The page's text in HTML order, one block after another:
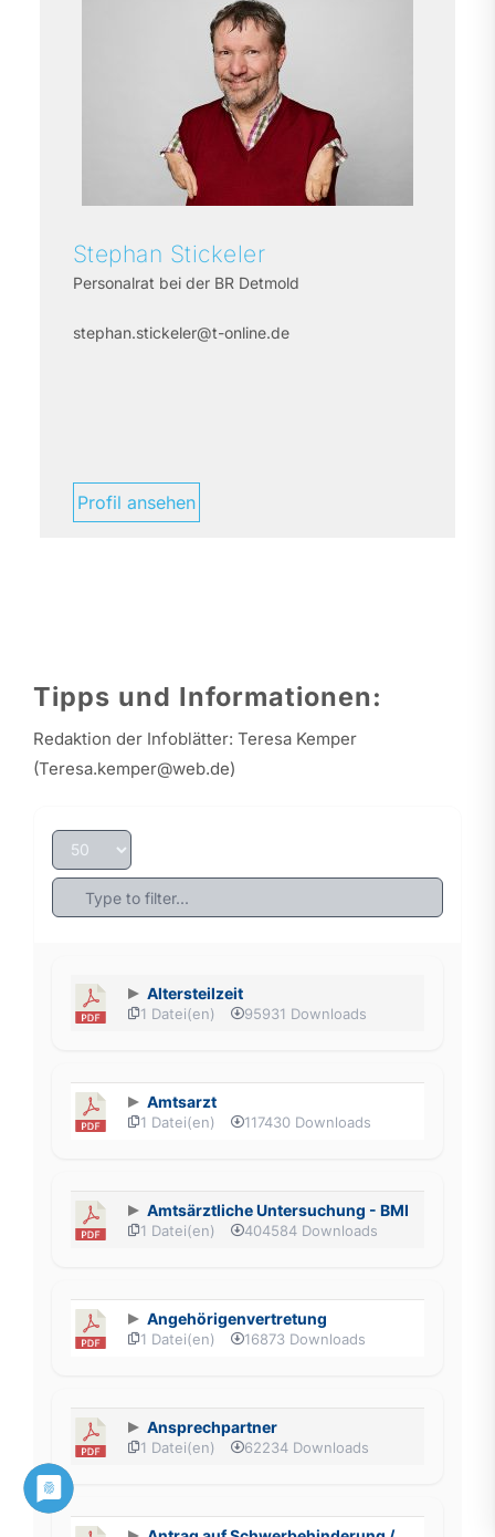
Stephan Stickeler
Personalrat bei der BR Detmold
stephan.stickeler@t-online.de
Profil ansehen
Tipps und Informationen:
Redaktion der Infoblätter: Teresa Kemper
(Teresa.kemper@web.de)
Altersteilzeit
1 Datei(en) 95931 Downloads
Amtsarzt
1 Datei(en) 117430 Downloads
Amtsärztliche Untersuchung - BMI
1 Datei(en) 404584 Downloads
Angehörigenvertretung
1 Datei(en) 16873 Downloads
Ansprechpartner
1 Datei(en) 62234 Downloads